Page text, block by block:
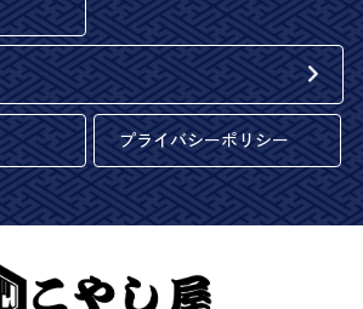
プライバシーポリシー